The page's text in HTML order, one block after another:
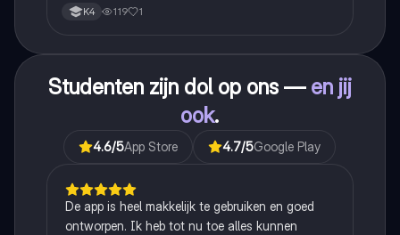
K4 119 1
Studenten zijn dol op ons — en jij
ook.
4.6/5App Store 4.7/5Google Play
De app is heel makkelijk te gebruiken en goed
ontworpen. Ik heb tot nu toe alles kunnen